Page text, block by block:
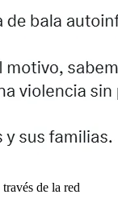
de la red